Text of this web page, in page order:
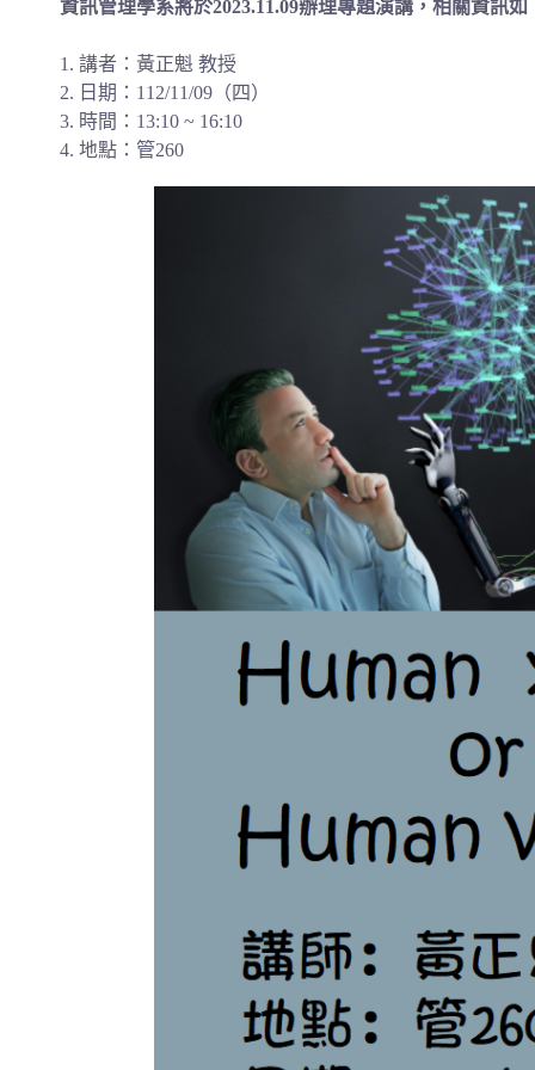
資訊管理學系將於2023.11.09辦理專題演講，相關資訊如
1. 講者：黃正魁 教授
2. 日期：112/11/09（四）
3. 時間：13:10 ~ 16:10
4. 地點：管260